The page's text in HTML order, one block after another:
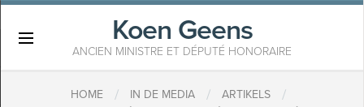
Koen Geens
ANCIEN MINISTRE ET DÉPUTÉ HONORAIRE
HOME / IN DE MEDIA / ARTIKELS /